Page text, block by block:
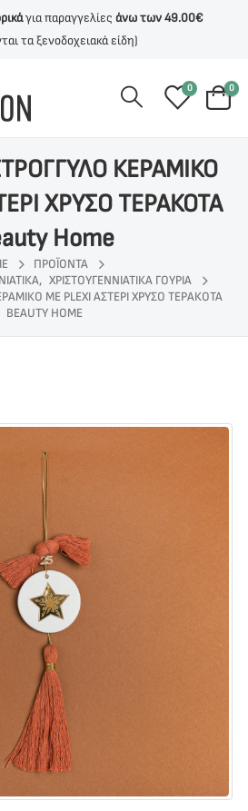
για παραγγελίες άνω των 49.00€
τα ξενοδοχειακά είδη)
0 0
ΚΕΡΑΜΙΚΟ
ΧΡΥΣΟ ΤΕΡΑΚΟΤΑ
Home
ΠΡΟΪΌΝΤΑ
, ΧΡΙΣΤΟΥΓΕΝΝΙΆΤΙΚΑ ΓΟΎΡΙΑ
ME PLEXI ΑΣΤΕΡΙ ΧΡΥΣΟ ΤΕΡΑΚΟΤΑ
BEAUTY HOME